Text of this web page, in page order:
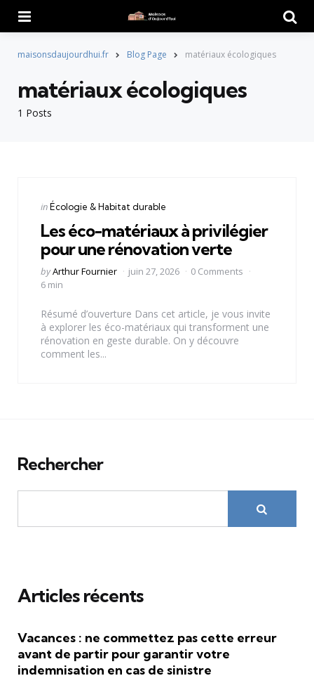
maisonsdaujourdhui.fr Blog Page matériaux écologiques
1 Posts
matériaux écologiques
Categories
Posted
inÉcologie & Habitat durable
Les éco-matériaux à privilégier
pour une rénovation verte
Posted
by
byArthur Fournier juin 27, 2026
0 Comments
6 min
Résumé d’ouverture Dans cet article, je vous invite
à explorer les éco-matériaux qui transforment une
rénovation en geste durable. On y découvre
comment les...
Rechercher
Articles récents
Vacances : ne commettez pas cette erreur
avant de partir pour garantir votre
indemnisation en cas de sinistre